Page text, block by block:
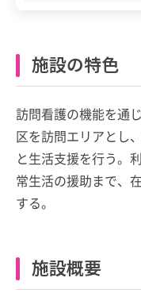
施設の特色
訪問看護の機能を通
区を訪問エリアとし
と生活支援を行う。
常生活の援助まで、
する。
施設概要